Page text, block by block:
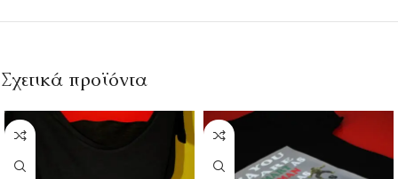
Σχετικά προϊόντα